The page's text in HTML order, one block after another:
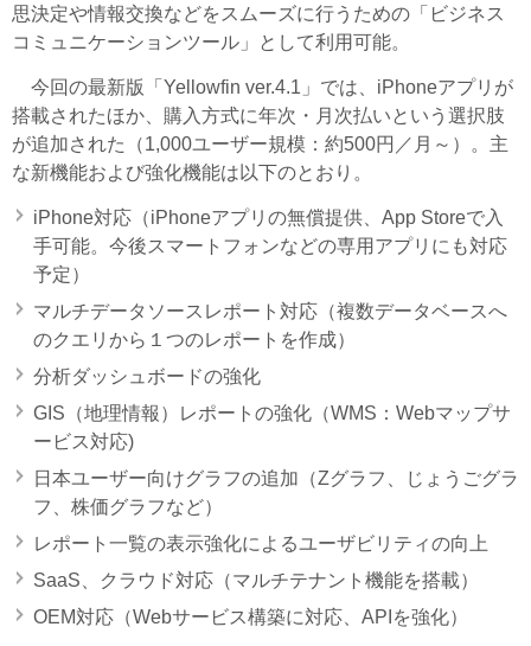
思決定や情報交換などをスムーズに行うための「ビジネス
コミュニケーションツール」として利用可能。
今回の最新版「Yellowfin ver.4.1」では、iPhoneアプリが
搭載されたほか、購入方式に年次・月次払いという選択肢
が追加された（1,000ユーザー規模：約500円／月～）。主
な新機能および強化機能は以下のとおり。
iPhone対応（iPhoneアプリの無償提供、App Storeで入
手可能。今後スマートフォンなどの専用アプリにも対応
予定）
マルチデータソースレポート対応（複数データベースへ
のクエリから１つのレポートを作成）
分析ダッシュボードの強化
GIS（地理情報）レポートの強化（WMS：Webマップサ
ービス対応)
日本ユーザー向けグラフの追加（Zグラフ、じょうごグラ
フ、株価グラフなど）
レポート一覧の表示強化によるユーザビリティの向上
SaaS、クラウド対応（マルチテナント機能を搭載）
OEM対応（Webサービス構築に対応、APIを強化）